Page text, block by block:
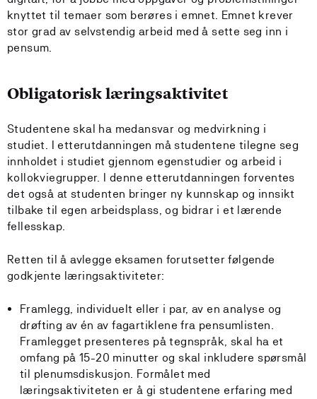
knyttet til temaer som berøres i emnet. Emnet krever
stor grad av selvstendig arbeid med å sette seg inn i
pensum.
Obligatorisk læringsaktivitet
Studentene skal ha medansvar og medvirkning i
studiet. I etterutdanningen må studentene tilegne seg
innholdet i studiet gjennom egenstudier og arbeid i
kollokviegrupper. I denne etterutdanningen forventes
det også at studenten bringer ny kunnskap og innsikt
tilbake til egen arbeidsplass, og bidrar i et lærende
fellesskap.
Retten til å avlegge eksamen forutsetter følgende
godkjente læringsaktiviteter:
Framlegg, individuelt eller i par, av en analyse og
drøfting av én av fagartiklene fra pensumlisten.
Framlegget presenteres på tegnspråk, skal ha et
omfang på 15-20 minutter og skal inkludere spørsmål
til plenumsdiskusjon. Formålet med
læringsaktiviteten er å gi studentene erfaring med